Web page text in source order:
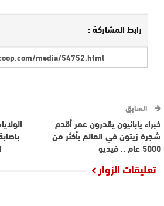
رابط المشاركة :
السابق
خبراء يابانيون يقدرون عمر أقدم
شجرة زيتون في العالم بأكثر من
5000 عام .. فيديو
تعليقات الزوار